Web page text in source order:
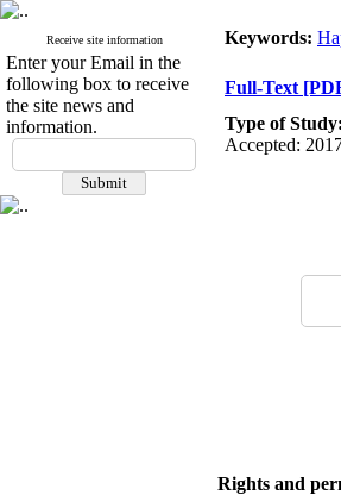
Receive site information
Enter your Email in the
following box to receive
the site news and
information.
Keywords:
Full-Text
Type of Study:
Accepted:
Rights and